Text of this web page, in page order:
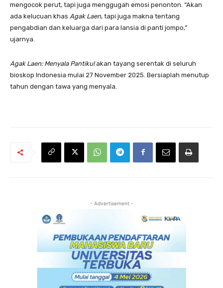
mengocok perut, tapi juga menggugah emosi penonton. “Akan
ada kelucuan khas Agak Laen, tapi juga makna tentang
pengabdian dan keluarga dari para lansia di panti jompo,”
ujarnya.
Agak Laen: Menyala Pantiku!akan tayang serentak di seluruh
bioskop Indonesia mulai 27 November 2025. Bersiaplah menutup
tahun dengan tawa yang menyala.
- Advertisement -